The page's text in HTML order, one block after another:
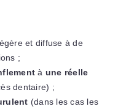
et diffuse à de
;
à une réelle
dentaire) ;
(dans les cas les